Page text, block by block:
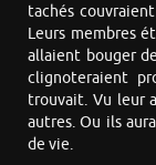
tachés
Leurs membres
allaient bouger
clignoteraient
trouvait. Vu leur
autres. Ou ils
de vie.